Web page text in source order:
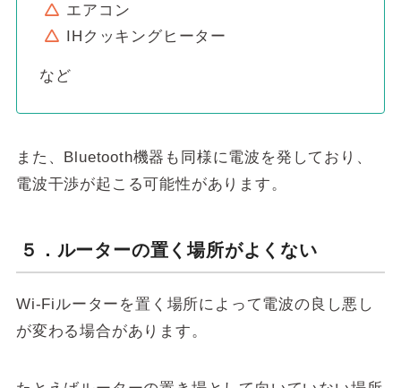
エアコン
IHクッキングヒーター
など
また、Bluetooth機器も同様に電波を発しており、
電波干渉が起こる可能性があります。
５．ルーターの置く場所がよくない
Wi-Fiルーターを置く場所によって電波の良し悪し
が変わる場合があります。